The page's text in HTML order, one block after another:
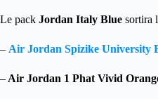
Le pack Jordan Italy Blue sortira
– Air Jordan Spizike University
– Air Jordan 1 Phat Vivid